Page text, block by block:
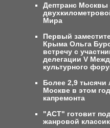
Дептранс
Мира
Первый
Крыма Ольга
встречу с
делегации V
культурного
Более 2,9 тысячи
Москве в этом
капремонта
"АСТ" готовит
жанровой